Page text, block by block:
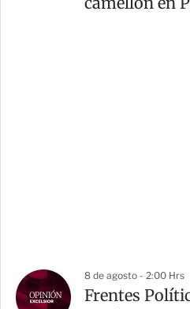
8 de agosto - 2:00 Hrs
Frentes